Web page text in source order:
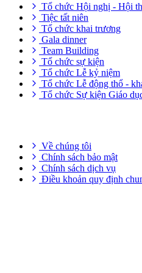
Tổ chức Hội nghị - Hội
Tiệc tất niên
Tổ chức khai trương
Gala dinner
Team Building
Tổ chức sự kiện
Tổ chức Lễ kỷ niệm
Tổ chức Lễ động thổ -
Tổ chức Sự kiện Giáo
Về chúng tôi
Chính sách bảo mật
Chính sách dịch vụ
Điều khoản quy định